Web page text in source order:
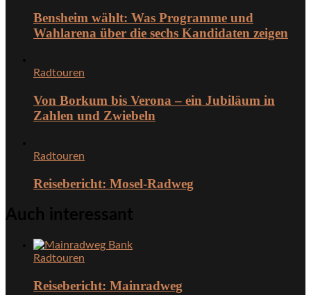
Bensheim wählt: Was Programme und
Wahlarena über die sechs Kandidaten zeigen
Radtouren
Von Borkum bis Verona – ein Jubiläum in
Zahlen und Zwiebeln
Radtouren
Reisebericht: Mosel-Radweg
Auch interessant
Radtouren
Reisebericht: Mainradweg